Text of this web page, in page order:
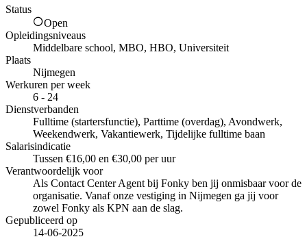
Status
Open
Opleidingsniveaus
Middelbare school, MBO, HBO, Universiteit
Plaats
Nijmegen
Werkuren per week
6 - 24
Dienstverbanden
Fulltime (startersfunctie), Parttime (overdag), Avondwerk,
Weekendwerk, Vakantiewerk, Tijdelijke fulltime baan
Salarisindicatie
Tussen €16,00 en €30,00 per uur
Verantwoordelijk voor
Als Contact Center Agent bij Fonky ben jij onmisbaar voor de
organisatie. Vanaf onze vestiging in Nijmegen ga jij voor
zowel Fonky als KPN aan de slag.
Gepubliceerd op
14-06-2025